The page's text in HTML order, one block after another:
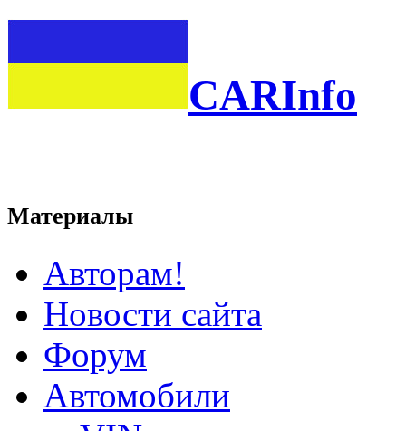
CARInfo
Материалы
Авторам!
Новости сайта
Форум
Автомобили